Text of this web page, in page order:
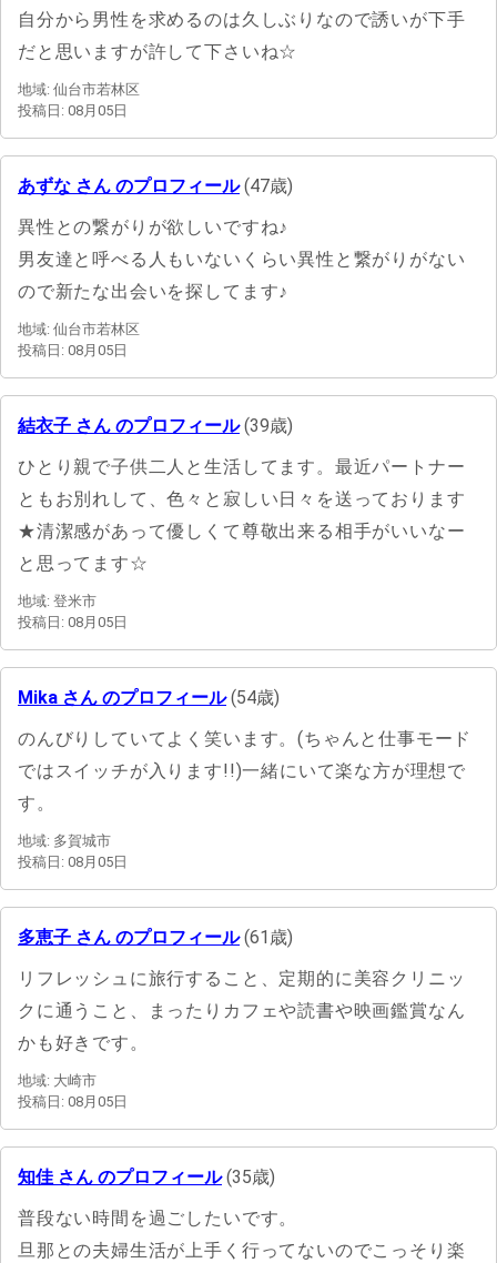
自分から男性を求めるのは久しぶりなので誘いが下手
だと思いますが許して下さいね☆
地域: 仙台市若林区
投稿日: 08月05日
あずな さん のプロフィール(47歳)
異性との繋がりが欲しいですね♪
男友達と呼べる人もいないくらい異性と繋がりがない
ので新たな出会いを探してます♪
地域: 仙台市若林区
投稿日: 08月05日
結衣子 さん のプロフィール(39歳)
ひとり親で子供二人と生活してます。最近パートナー
ともお別れして、色々と寂しい日々を送っております
★清潔感があって優しくて尊敬出来る相手がいいなー
と思ってます☆
地域: 登米市
投稿日: 08月05日
Mika さん のプロフィール(54歳)
のんびりしていてよく笑います。(ちゃんと仕事モード
ではスイッチが入ります!!)一緒にいて楽な方が理想で
す。
地域: 多賀城市
投稿日: 08月05日
多恵子 さん のプロフィール(61歳)
リフレッシュに旅行すること、定期的に美容クリニッ
クに通うこと、まったりカフェや読書や映画鑑賞なん
かも好きです。
地域: 大崎市
投稿日: 08月05日
知佳 さん のプロフィール(35歳)
普段ない時間を過ごしたいです。
旦那との夫婦生活が上手く行ってないのでこっそり楽